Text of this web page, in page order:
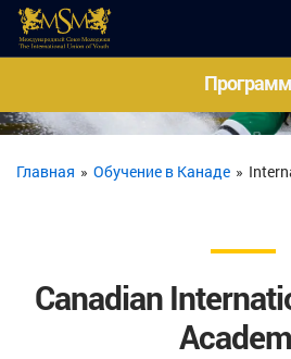
Главная » Обучение в Канаде »
Canadian